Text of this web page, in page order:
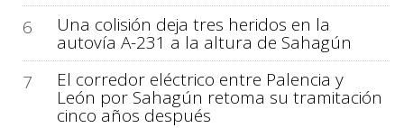
6
Una colisión deja tres heridos en la
autovía A-231 a la altura de Sahagún
7
El corredor eléctrico entre Palencia y
León por Sahagún retoma su tramitación
cinco años después